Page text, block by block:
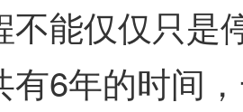
不能仅仅只是
有6年的时间